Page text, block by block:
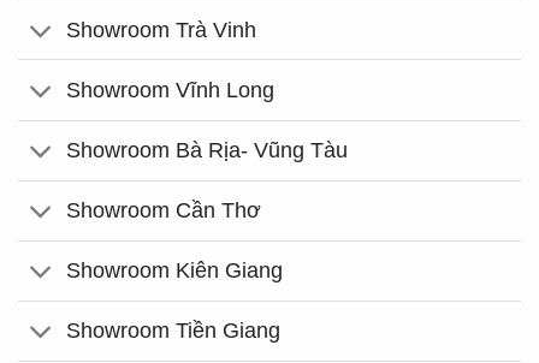
Showroom Trà Vinh
Showroom Vĩnh Long
Showroom Bà Rịa- Vũng Tàu
Showroom Cần Thơ
Showroom Kiên Giang
Showroom Tiền Giang